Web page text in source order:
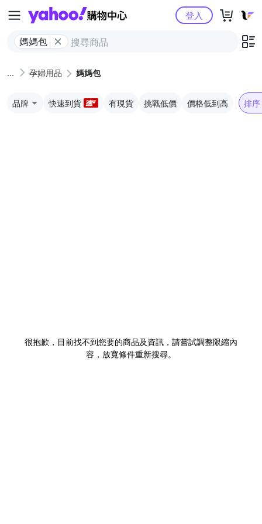
Yahoo購物中心
媽媽包
登入
孕婦用品 媽媽包
品牌 快速到貨 有現貨 挑戰低價 價格低到高 排序
很抱歉，目前找不到您要的商品及資訊，請嘗試調整限縮內
容，放寬條件重新搜尋。